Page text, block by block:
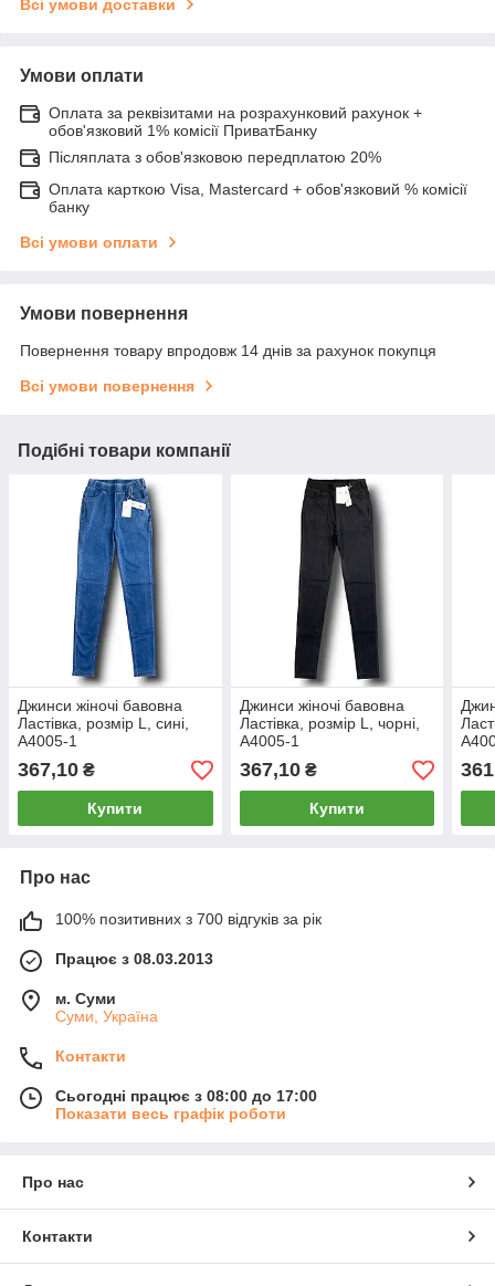
Всі умови доставки
Умови оплати
Оплата за реквізитами на розрахунковий рахунок +
обов'язковий 1% комісії ПриватБанку
Післяплата з обов'язковою передплатою 20%
Оплата карткою Visa, Mastercard + обов'язковий % комісії
банку
Всі умови оплати
Умови повернення
Повернення товару впродовж 14 днів за рахунок покупця
Всі умови повернення
Подібні товари компанії
Джинси жіночі бавовна
Ластівка, розмір L, сині,
А4005-1
367,10 ₴
Купити
Джинси жіночі бавовна
Ластівка, розмір L, чорні,
А4005-1
367,10₴
Купити
Про нас
100% позитивних з 700 відгуків за рік
Працює з 08.03.2013
м. Суми
Суми, Україна
Контакти
Сьогодні працює з 08:00 до 17:00
Показати весь графік роботи
Про нас
Контакти